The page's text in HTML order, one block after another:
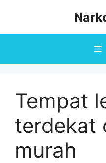
Tempat
terdekat
murah